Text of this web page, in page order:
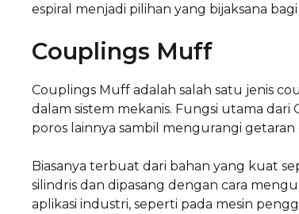
espiral menjadi pilihan yang bijaksana
Couplings Muff
Couplings Muff adalah salah satu jenis
dalam sistem mekanis. Fungsi utama
poros lainnya sambil mengurangi
Biasanya terbuat dari bahan yang kuat
silindris dan dipasang dengan cara
aplikasi industri, seperti pada mesin